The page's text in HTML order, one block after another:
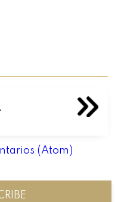
(Atom)